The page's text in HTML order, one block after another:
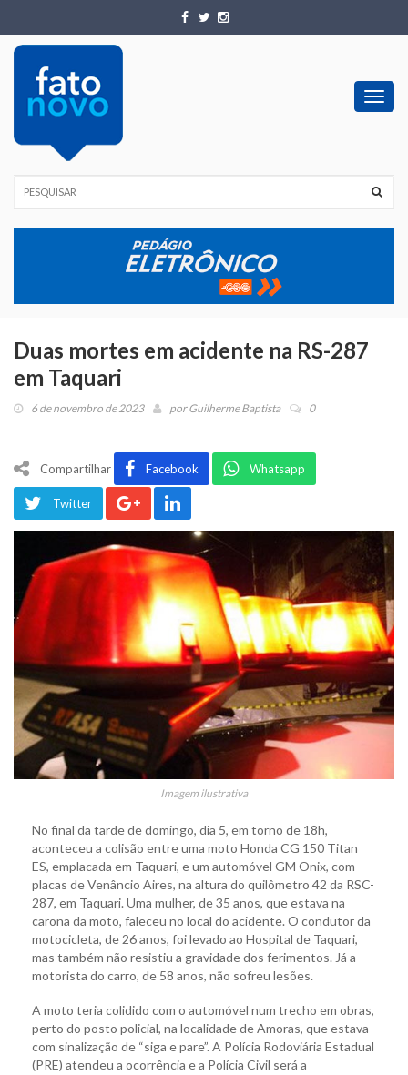
Duas mortes em acidente na RS-287
em Taquari
6 de novembro de 2023 porGuilherme Baptista 0
Compartilhar Facebook Whatsapp
Twitter
Imagem ilustrativa
No final da tarde de domingo, dia 5, em torno de 18h,
aconteceu a colisão entre uma moto Honda CG 150 Titan
ES, emplacada em Taquari, e um automóvel GM Onix, com
placas de Venâncio Aires, na altura do quilômetro 42 da RSC-
287, em Taquari. Uma mulher, de 35 anos, que estava na
carona da moto, faleceu no local do acidente. O condutor da
motocicleta, de 26 anos, foi levado ao Hospital de Taquari,
mas também não resistiu a gravidade dos ferimentos. Já a
motorista do carro, de 58 anos, não sofreu lesões.
A moto teria colidido com o automóvel num trecho em obras,
perto do posto policial, na localidade de Amoras, que estava
com sinalização de “siga e pare”. A Polícia Rodoviária Estadual
(PRE) atendeu a ocorrência e a Polícia Civil será a